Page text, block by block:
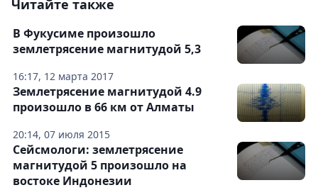
Читайте также
16:17, 12 марта 2017
В Фукусиме произошло
землетрясение магнитудой 5,3
20:14, 07 июля 2015
Землетрясение магнитудой 4.9
произошло в 66 км от Алматы
Cейсмологи: землетрясение
магнитудой 5 произошло на
востоке Индонезии